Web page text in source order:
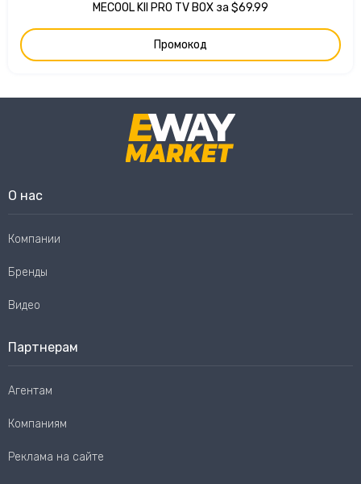
MECOOL KII PRO TV BOX за $69.99
Промокод
О нас
Компании
Бренды
Видео
Партнерам
Агентам
Компаниям
Реклама на сайте